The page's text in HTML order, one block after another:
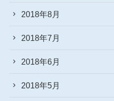
2018年8月
2018年7月
2018年6月
2018年5月